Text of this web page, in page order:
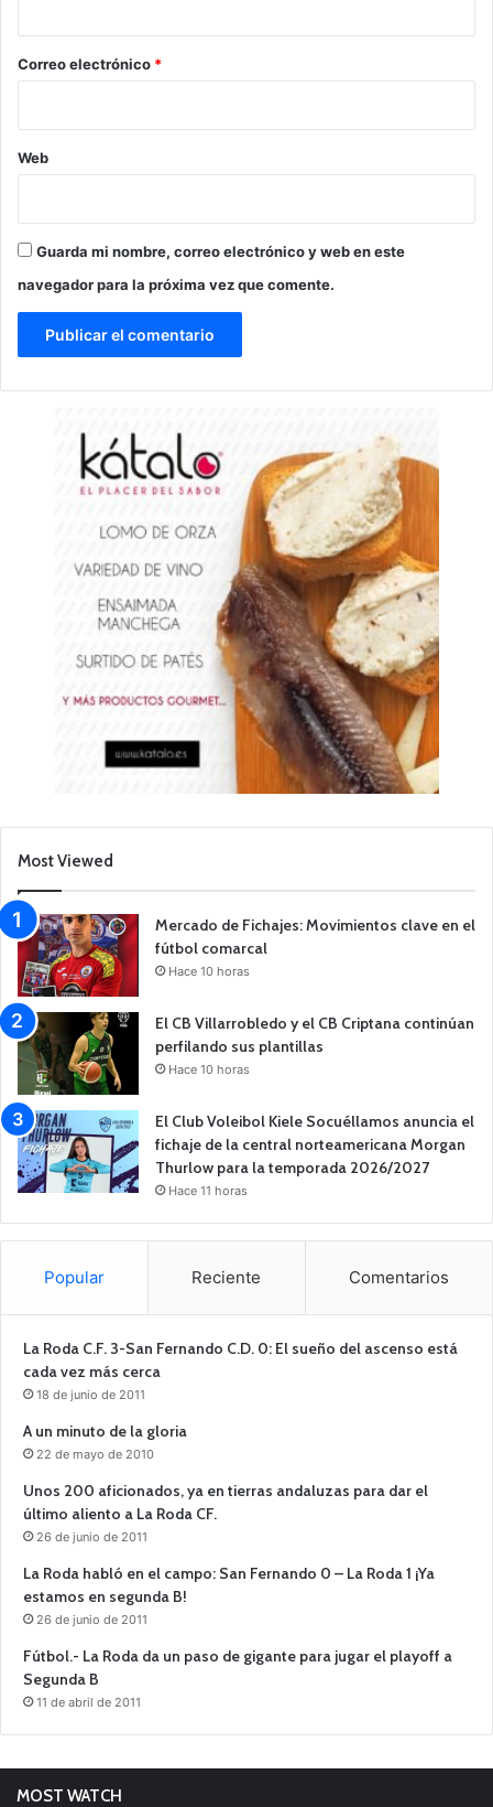
*
Correo electrónico *
Web
Guarda mi nombre, correo electrónico y web en este
navegador para la próxima vez que comente.
Most Viewed
Mercado de Fichajes: Movimientos clave en el
fútbol comarcal
Hace 10 horas
El CB Villarrobledo y el CB Criptana continúan
perfilando sus plantillas
Hace 10 horas
El Club Voleibol Kiele Socuéllamos anuncia el
fichaje de la central norteamericana Morgan
Thurlow para la temporada 2026/2027
Hace 11 horas
Popular Reciente Comentarios
La Roda C.F. 3-San Fernando C.D. 0: El sueño del ascenso está
cada vez más cerca
18 de junio de 2011
A un minuto de la gloria
22 de mayo de 2010
Unos 200 aficionados, ya en tierras andaluzas para dar el
último aliento a La Roda CF.
26 de junio de 2011
La Roda habló en el campo: San Fernando 0 – La Roda 1 ¡Ya
estamos en segunda B!
26 de junio de 2011
Fútbol.- La Roda da un paso de gigante para jugar el playoff a
Segunda B
11 de abril de 2011
MOST WATCH